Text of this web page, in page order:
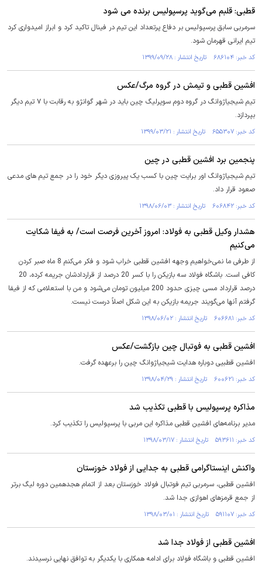
قطبی: قلبم می‌گوید پرسپولیس برنده می شود
سرمربی سابق پرسپولیس بر دفاع پرتعداد این تیم در فینال تاکید کرد و ابراز امیدواری کرد
تیم ایرانی قهرمان شود.
کد خبر: ۶۸۶۱۰۴ تاریخ انتشار : ۱۳۹۹/۰۹/۲۸
افشین قطبی و تیمش در گروه مرگ/عکس
تیم شیجیاژوانگ در گروه دوم سوپرلیگ چین باید در شهر گوانژو به رقابت با ۷ تیم دیگر
بپردازد.
کد خبر: ۶۵۵۳۰۷ تاریخ انتشار : ۱۳۹۹/۰۳/۲۱
پنجمین برد افشین قطبی در چین
تیم شیجیاژوانگ اور برایت چین با کسب یک پیروزی دیگر خود را در جمع تیم های مدعی
صعود قرار داد.
کد خبر: ۶۰۶۸۴۲ تاریخ انتشار : ۱۳۹۸/۰۶/۰۳
هشدار وکیل قطبی به فولاد: امروز آخرین فرصت است/ به فیفا شکایت
می‌کنیم
از طرفی ما نمی‌خواهیم وجهه افشین قطبی خراب شود و فکر می‌کنم 8 ماه صبر کردن
کافی است. باشگاه فولاد سه بازیکن را با کسر 20 درصد از قراردادشان جریمه کرده، 20
درصد قرارداد مسی چیزی حدود 200 میلیون تومان می‌شود و من با استعلامی که از فیفا
گرفتم آنها می‌گویند جریمه بازیکن به این شکل اصلاً درست نیست.
کد خبر: ۶۰۶۶۸۱ تاریخ انتشار : ۱۳۹۸/۰۶/۰۲
افشین قطبی به فوتبال چین بازگشت/عکس
افشین قطبیی دوباره هدایت شیجیاژوانگ چین را برعهده گرفت.
کد خبر: ۶۰۰۶۲۱ تاریخ انتشار : ۱۳۹۸/۰۴/۲۹
مذاکره پرسپولیس با قطبی تکذیب شد
مدیر برنامه‌های افشین قطبی مذاکره این مربی با پرسپولیس را تکذیب کرد.
کد خبر: ۵۹۳۶۱۱ تاریخ انتشار : ۱۳۹۸/۰۳/۱۷
واکنش اینستاگرامی قطبی به جدایی از فولاد خوزستان
افشین قطبی، سرمربی تیم فوتبال فولاد خوزستان بعد از اتمام هجدهمین دوره لیگ برتر
از جمع قرمزهای اهوازی جدا شد.
کد خبر: ۵۹۱۱۰۷ تاریخ انتشار : ۱۳۹۸/۰۳/۰۱
افشین قطبی از فولاد جدا شد
افشین قطبی و باشگاه فولاد برای ادامه همکاری با یکدیگر به توافق نهایی نرسیدند.